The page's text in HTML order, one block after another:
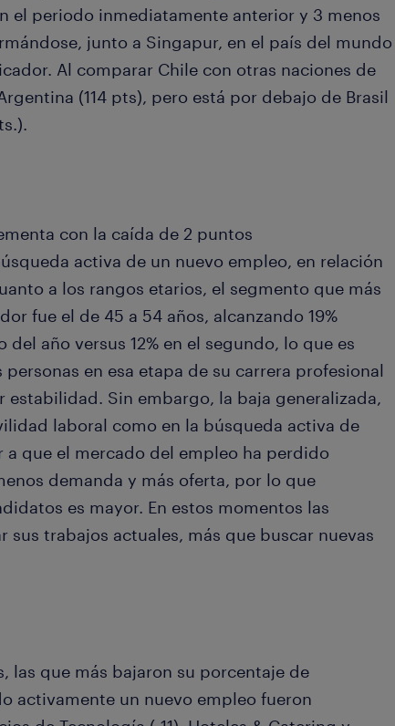
el periodo inmediatamente anterior y 3 menos
junto a Singapur, en el país del mundo
Al comparar Chile con otras naciones de
(114 pts), pero está por debajo de Brasil
con la caída de 2 puntos
activa de un nuevo empleo, en relación
a los rangos etarios, el segmento que más
fue el de 45 a 54 años, alcanzando 19%
año versus 12% en el segundo, lo que es
en esa etapa de su carrera profesional
estabilidad. Sin embargo, la baja generalizada,
laboral como en la búsqueda activa de
que el mercado del empleo ha perdido
demanda y más oferta, por lo que
es mayor. En estos momentos las
sus trabajos actuales, más que buscar nuevas
las que más bajaron su porcentaje de
activamente un nuevo empleo fueron